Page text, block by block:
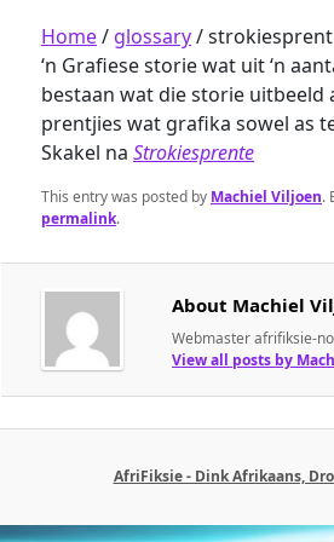
Home/ glossary/strokiesprent
‘n Grafiese storie wat uit ‘n
bestaan wat die storie uitbeeld
prentjies wat grafika sowel as
Skakel naStrokiesprente
This entry was posted by Machiel Viljoen.
permalink.
About Machiel
Webmaster afrifiksie-
View all posts by
AfriFiksie - Dink Afrikaans,